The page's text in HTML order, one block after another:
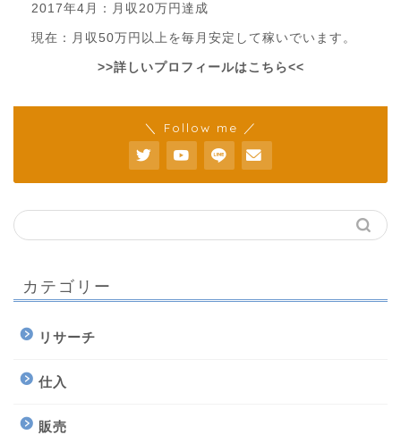
2017年4月：月収20万円達成
現在：月収50万円以上を毎月安定して稼いでいます。
>>詳しいプロフィールはこちら<<
＼ Follow me ／
カテゴリー
リサーチ
仕入
販売